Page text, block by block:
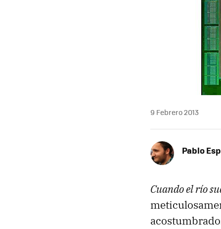
9 Febrero 2013
Pablo
Cuando el río